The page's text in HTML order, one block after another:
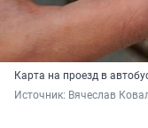
Карта на проезд в
Источник: Вячеслав